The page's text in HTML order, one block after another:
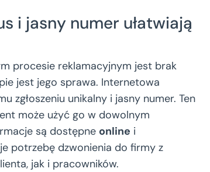
i jasny numer ułatwiają
procesie reklamacyjnym jest brak
jest jego sprawa. Internetowa
zgłoszeniu unikalny i jasny numer. Ten
może użyć go w dowolnym
są dostępne online i
potrzebę dzwonienia do firmy z
jak i pracowników.